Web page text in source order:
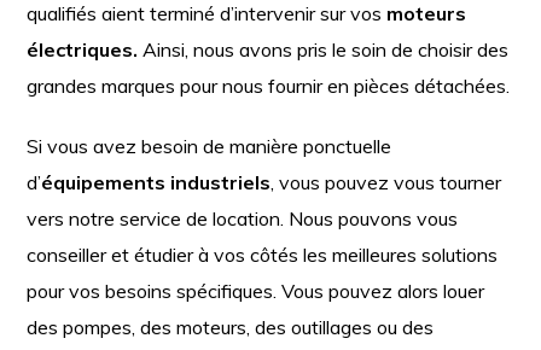
qualifiés aient terminé d’intervenir sur vos moteurs
électriques. Ainsi, nous avons pris le soin de choisir des
grandes marques pour nous fournir en pièces détachées.
Si vous avez besoin de manière ponctuelle
d’équipements industriels, vous pouvez vous tourner
vers notre service de location. Nous pouvons vous
conseiller et étudier à vos côtés les meilleures solutions
pour vos besoins spécifiques. Vous pouvez alors louer
des pompes, des moteurs, des outillages ou des